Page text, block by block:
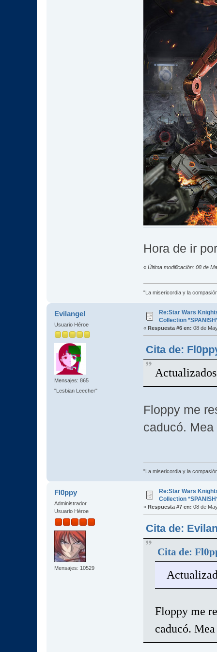
Hora de ir
« Última modificación: 08 de
"La misericordia y la
Evilangel
Usuario Héroe
Mensajes: 865
"Lesbian Leecher"
Re:Star Wars
Collection
« Respuesta #6 en: 08 de
Cita de:
Floppy me
caducó.
"La misericordia y la
Fl0ppy
Administrador
Usuario Héroe
Mensajes: 10529
Re:Star Wars
Collection
« Respuesta #7 en: 08 de
Cita de:
Cita de:
Floppy me
caducó.